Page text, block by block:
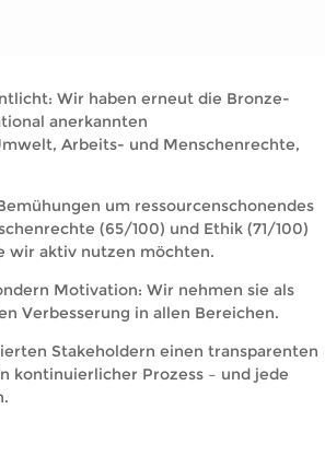
Wir haben erneut die Bronze-
anerkannten
Arbeits- und Menschenrechte,
um ressourcenschonendes
(65/100) und Ethik (71/100)
wir aktiv nutzen möchten.
Motivation: Wir nehmen sie als
Verbesserung in allen Bereichen.
Stakeholdern einen transparenten
kontinuierlicher Prozess – und jede